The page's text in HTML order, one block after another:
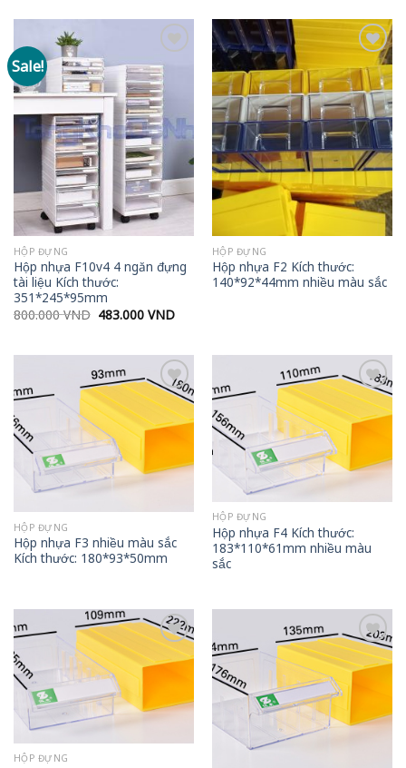
Sale!
Add to
wishlist
HỘP ĐỰNG
Hộp nhựa F10v4 4 ngăn đựng
tài liệu Kích thước:
351*245*95mm
800.000VND Original
price
483.000VNDCurrent
price
Add to
wishlist
HỘP ĐỰNG
Hộp nhựa F2 Kích thước:
140*92*44mm nhiều màu sắc
Add to
HỘP ĐỰNG
Hộp nhựa F3 nhiều màu sắc
Kích thước: 180*93*50mm
Add to
wishlist
HỘP ĐỰNG
Hộp nhựa F4 Kích thước:
183*110*61mm nhiều màu
sắc
wishlist
HỘP ĐỰNG
Add to
wishlist